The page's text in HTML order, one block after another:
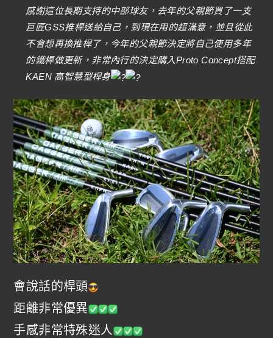
感謝這位長期支持的中部球友，去年的父親節買了一支
巨匠GSS推桿送給自己，到現在用的超滿意，並且從此
不會想再換推桿了，今年的父親節決定將自己使用多年
的鐵桿做更新，非常內行的決定購入Proto Concept搭配
KAEN 高智慧型桿身
會說話的桿頭
距離非常優異
手感非常特殊迷人